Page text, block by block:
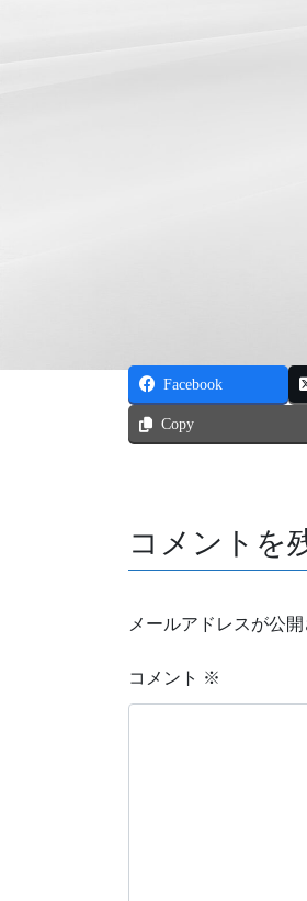
Facebook
Copy
コメントを
メールアドレスが公
コメント ※